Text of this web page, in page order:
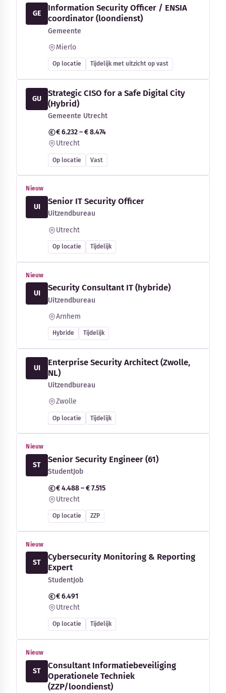
GE
Information Security Officer / ENSIA
coordinator (loondienst)
Gemeente
Mierlo
Op locatie Tijdelijk met uitzicht op vast
GU
Strategic CISO for a Safe Digital City
(Hybrid)
Gemeente Utrecht
€ 6.232 – € 8.474
Utrecht
Op locatie Vast
Nieuw
UI
Senior IT Security Officer
Uitzendbureau
Utrecht
Op locatie Tijdelijk
Nieuw
UI
Security Consultant IT (hybride)
Uitzendbureau
Arnhem
Hybride Tijdelijk
UI
Enterprise Security Architect (Zwolle,
NL)
Uitzendbureau
Zwolle
Op locatie Tijdelijk
Nieuw
ST
Senior Security Engineer (61)
StudentJob
€ 4.488 – € 7.515
Utrecht
Op locatie ZZP
Nieuw
ST
Cybersecurity Monitoring & Reporting
Expert
StudentJob
€ 6.491
Utrecht
Op locatie Tijdelijk
Nieuw
ST
Consultant Informatiebeveiliging
Operationele Techniek
(ZZP/loondienst)